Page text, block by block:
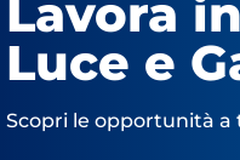
Lavora
Luce e
Scopri le opportunità a